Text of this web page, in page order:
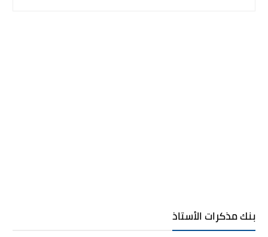
بنك مذكرات الأستاذ